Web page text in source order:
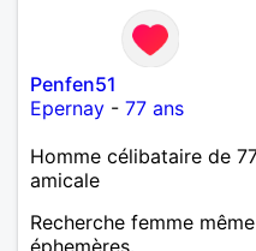
Penfen51
Epernay - 77 ans
Homme célibataire de
amicale
Recherche femme
éphemères.